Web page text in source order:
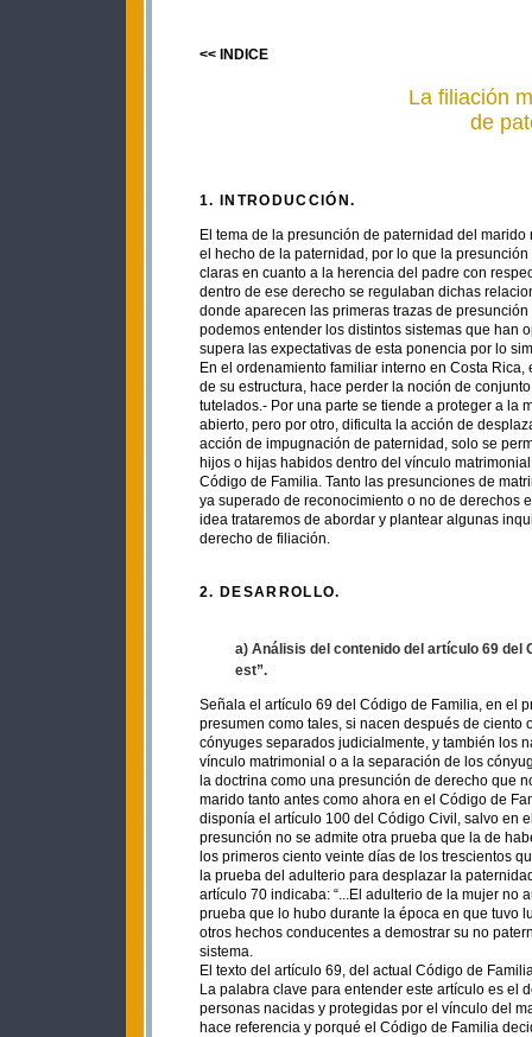
<< INDICE
La filiación
de
1. INTRODUCCIÓN.
El tema de la presunción de paternidad del
el hecho de la paternidad, por lo que la
claras en cuanto a la herencia del padre con
dentro de ese derecho se regulaban dichas
donde aparecen las primeras trazas de
podemos entender los distintos sistemas que han
supera las expectativas de esta ponencia por lo
En el ordenamiento familiar interno en Costa
de su estructura, hace perder la noción de
tutelados.- Por una parte se tiende a proteger a la
abierto, pero por otro, dificulta la acción de
acción de impugnación de paternidad, solo se
hijos o hijas habidos dentro del vínculo
Código de Familia. Tanto las presunciones de
ya superado de reconocimiento o no de derechos
idea trataremos de abordar y plantear algunas
derecho de filiación.
2. DESARROLLO.
a) Análisis del contenido del artículo 69 del
est”.
Señala el artículo 69 del Código de Familia, en el
presumen como tales, si nacen después de
cónyuges separados judicialmente, y también los
vínculo matrimonial o a la separación de los
la doctrina como una presunción de derecho que
marido tanto antes como ahora en el Código de
disponía el artículo 100 del Código Civil, salvo en
presunción no se admite otra prueba que la de
los primeros ciento veinte días de los trescientos
la prueba del adulterio para desplazar la
artículo 70 indicaba: “...El adulterio de la mujer no
prueba que lo hubo durante la época en que tuvo
otros hechos conducentes a demostrar su no
sistema.
El texto del artículo 69, del actual Código de
La palabra clave para entender este artículo es el
personas nacidas y protegidas por el vínculo del
hace referencia y porqué el Código de Familia